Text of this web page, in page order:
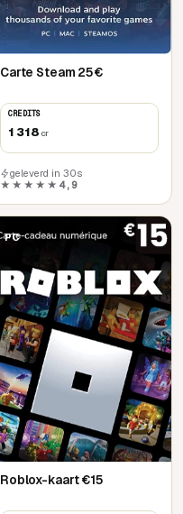
Carte Steam 25€
CREDITS
1 318 cr
geleverd in 30s
★★★★★ 4,9
PC
Roblox-kaart €15